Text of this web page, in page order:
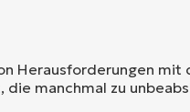
Herausforderungen mit
die manchmal zu